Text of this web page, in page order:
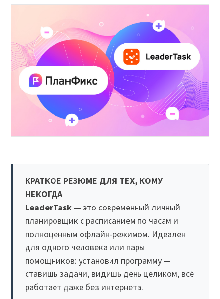
КРАТКОЕ РЕЗЮМЕ ДЛЯ ТЕХ, КОМУ
НЕКОГДА
LeaderTask — это современный личный
планировщик с расписанием по часам и
полноценным офлайн-режимом. Идеален
для одного человека или пары
помощников: установил программу —
ставишь задачи, видишь день целиком, всё
работает даже без интернета.